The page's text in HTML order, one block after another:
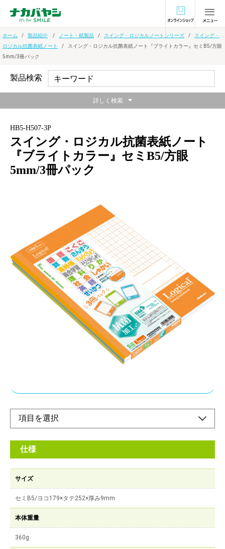
オンラインショ
ホーム 製品紹介 ノート・紙製品 スイング・ロジカルノートシリーズ
スイング・
ロジカル抗菌表紙ノート
スイング・ロジカル抗菌表紙ノート『ブライトカラー』セミB5/方眼
5mm/3冊パック
HB5-H507-3P
スイング・ロジカル抗菌表紙ノート
『ブライトカラー』セミB5/方眼
5mm/3冊パック
細菌の増殖を抑制する銀系無機抗菌剤を表紙に配
合しました
メーカー希望小売価格：
日本産業規格（JIS）では、加工されていない製品の表面と比較
し、細菌の増殖割合が100分の1以下である場合、その製品に抗
菌効果があると規定されています。
仕様
サイズ
セミB5/ヨコ179×タテ252×厚み9mm
本体重量
360g
製品検索
詳しく検索